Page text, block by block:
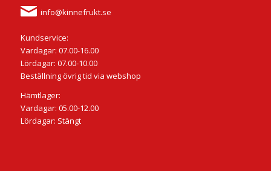
info@kinnefrukt.se
Kundservice:
Vardagar: 07.00-16.00
Lördagar: 07.00-10.00
Beställning övrig tid via webshop
Hämtlager:
Vardagar: 05.00-12.00
Lördagar: Stängt